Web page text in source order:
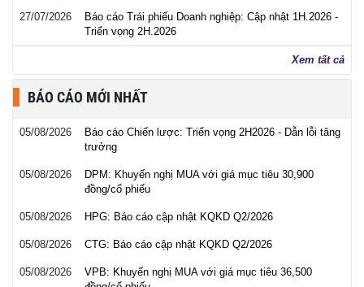
27/07/2026
Báo cáo Trái phiếu Doanh nghiệp: Cập nhật 1H.2026 -
Triển vọng 2H.2026
Xem tất cả
BÁO CÁO MỚI NHẤT
05/08/2026
Báo cáo Chiến lược: Triển vọng 2H2026 - Dẫn lỗi tăng
trưởng
05/08/2026
DPM: Khuyến nghị MUA với giá mục tiêu 30,900
đồng/cổ phiếu
05/08/2026 HPG: Báo cáo cập nhật KQKD Q2/2026
05/08/2026 CTG: Báo cáo cập nhật KQKD Q2/2026
05/08/2026
VPB: Khuyến nghị MUA với giá mục tiêu 36,500